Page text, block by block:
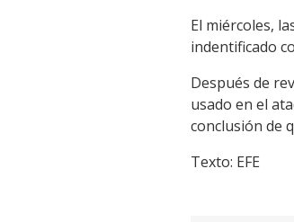
El miércoles,
indentificado
Después de
usado en el
conclusión de
Texto: EFE